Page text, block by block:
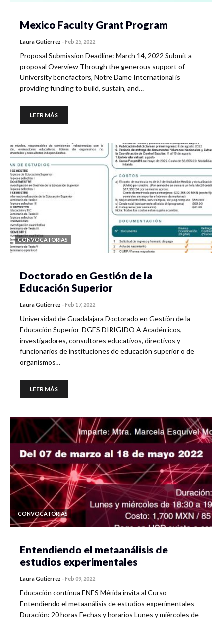
Mexico Faculty Grant Program
Laura Gutiérrez -Feb 25, 2022
Proposal Submission Deadline: March 14, 2022 Submit a
proposal Overview Through the generous support of
University benefactors, Notre Dame International is
providing funding to build, sustain, and…
LEER MÁS
CONVOCATORIAS
Doctorado en Gestión de la
Educación Superior
Laura Gutiérrez -Feb 17, 2022
Universidad de Guadalajara Doctorado en Gestión de la
Educación Superior-DGES DIRIGIDO A Académicos,
investigadores, consultores educativos, directivos y
funcionarios de instituciones de educación superior o de
organismos…
LEER MÁS
CONVOCATORIAS
Entendiendo el metaanálisis de
estudios experimentales
Laura Gutiérrez -Feb 09, 2022
Educación continua ENES Mérida invita al Curso
Entendiendo el metaanálisis de estudios experimentales
Duración: 20 horas Fechas y horarios Lunes y miércoles de